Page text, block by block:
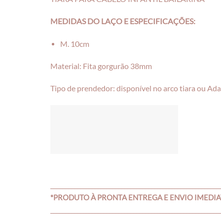
MEDIDAS DO LAÇO E ESPECIFICAÇÕES:
M. 10cm
Material: Fita gorgurão 38mm
Tipo de prendedor: disponível no arco tiara ou
*PRODUTO À PRONTA ENTREGA E ENVIO